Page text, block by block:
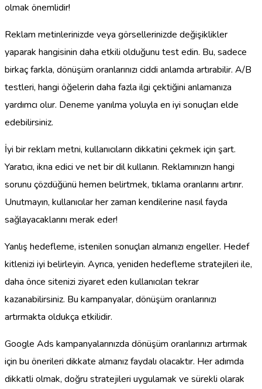
olmak önemlidir!
Reklam metinlerinizde veya görsellerinizde değişiklikler
yaparak hangisinin daha etkili olduğunu test edin. Bu, sadece
birkaç farkla, dönüşüm oranlarınızı ciddi anlamda artırabilir. A/B
testleri, hangi öğelerin daha fazla ilgi çektiğini anlamanıza
yardımcı olur. Deneme yanılma yoluyla en iyi sonuçları elde
edebilirsiniz.
İyi bir reklam metni, kullanıcıların dikkatini çekmek için şart.
Yaratıcı, ikna edici ve net bir dil kullanın. Reklamınızın hangi
sorunu çözdüğünü hemen belirtmek, tıklama oranlarını artırır.
Unutmayın, kullanıcılar her zaman kendilerine nasıl fayda
sağlayacaklarını merak eder!
Yanlış hedefleme, istenilen sonuçları almanızı engeller. Hedef
kitlenizi iyi belirleyin. Ayrıca, yeniden hedefleme stratejileri ile,
daha önce sitenizi ziyaret eden kullanıcıları tekrar
kazanabilirsiniz. Bu kampanyalar, dönüşüm oranlarınızı
artırmakta oldukça etkilidir.
Google Ads kampanyalarınızda dönüşüm oranlarınızı artırmak
için bu önerileri dikkate almanız faydalı olacaktır. Her adımda
dikkatli olmak, doğru stratejileri uygulamak ve sürekli olarak